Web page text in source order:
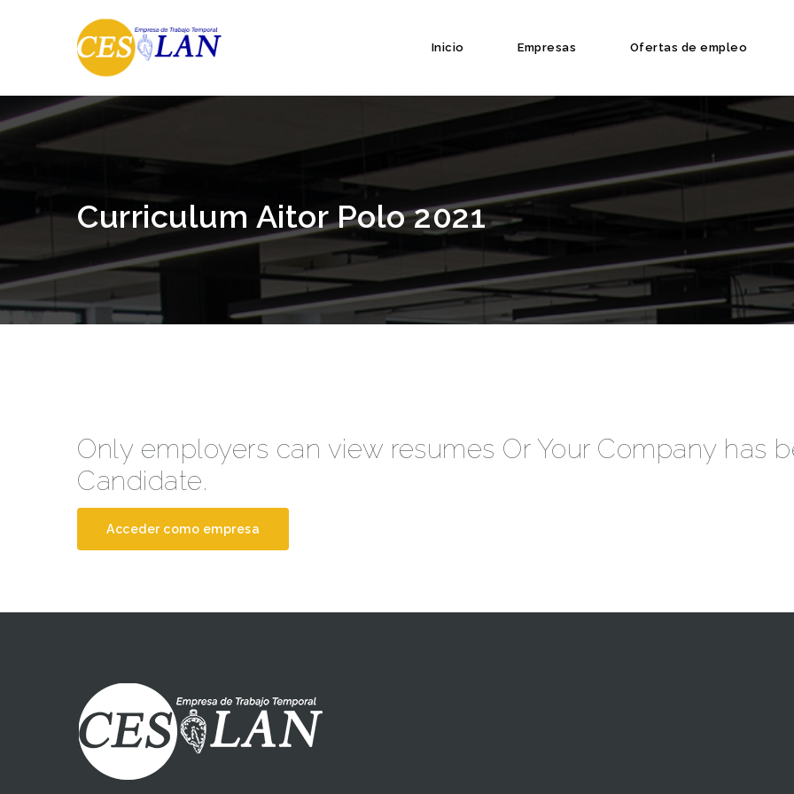
Inicio Empresas Ofertas de empleo
Curriculum Aitor Polo 2021
Only employers can view resumes Or Your Company has
Candidate.
Acceder como empresa